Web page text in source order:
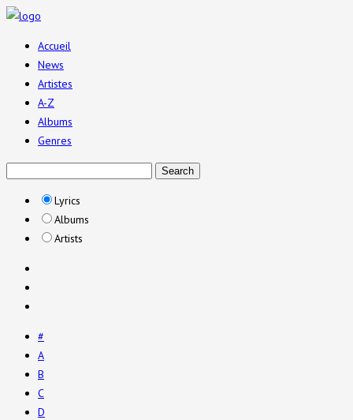
Accueil
News
Artistes
A-Z
Albums
Genres
Lyrics
Albums
Artists
#
A
B
C
D